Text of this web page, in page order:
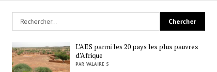
L’AES parmi les 20 pays les plus pauvres
d’Afrique
PAR VALAIRE S